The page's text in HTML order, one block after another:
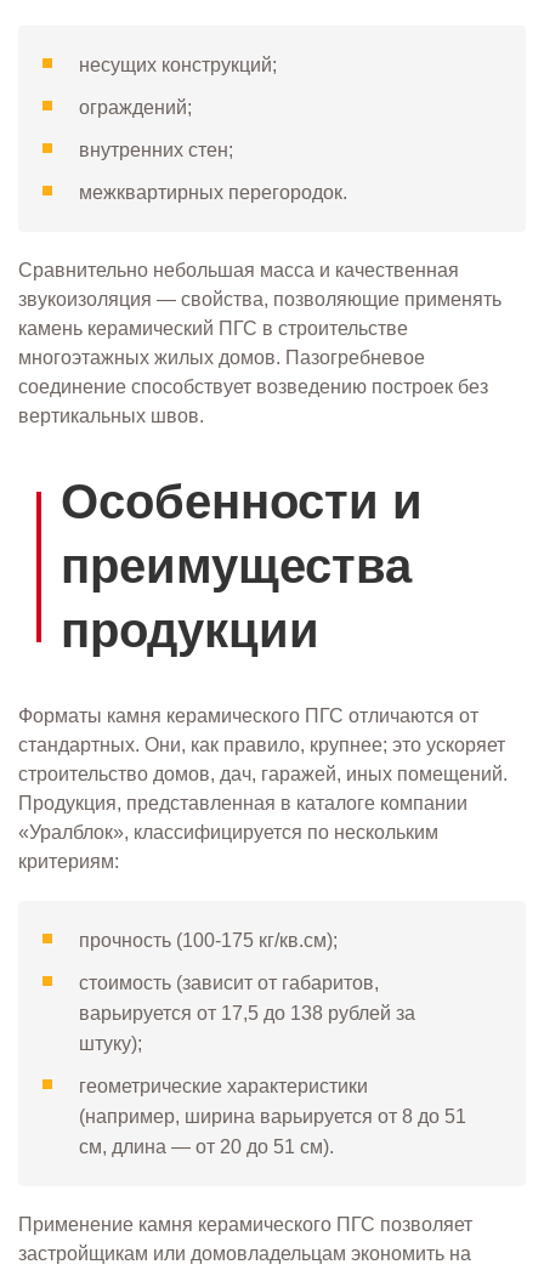
несущих конструкций;
ограждений;
внутренних стен;
межквартирных перегородок.
Сравнительно небольшая масса и качественная
звукоизоляция — свойства, позволяющие применять
камень керамический ПГС в строительстве
многоэтажных жилых домов. Пазогребневое
соединение способствует возведению построек без
вертикальных швов.
Особенности и
преимущества
продукции
Форматы камня керамического ПГС отличаются от
стандартных. Они, как правило, крупнее; это ускоряет
строительство домов, дач, гаражей, иных помещений.
Продукция, представленная в каталоге компании
«Уралблок», классифицируется по нескольким
критериям:
прочность (100-175 кг/кв.см);
стоимость (зависит от габаритов,
варьируется от 17,5 до 138 рублей за
штуку);
геометрические характеристики
(например, ширина варьируется от 8 до 51
см, длина — от 20 до 51 см).
Применение камня керамического ПГС позволяет
застройщикам или домовладельцам экономить на